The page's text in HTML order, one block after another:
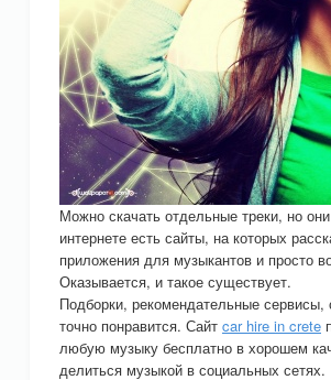
Можно скачать отдельные треки, но
интернете есть сайты, на которых
приложения для музыкантов и просто
Оказывается, и такое существует.
Подборки, рекомендательные сервисы,
точно понравится. Сайт car hire in crete
любую музыку бесплатно в хорошем
делиться музыкой в социальных сетях.